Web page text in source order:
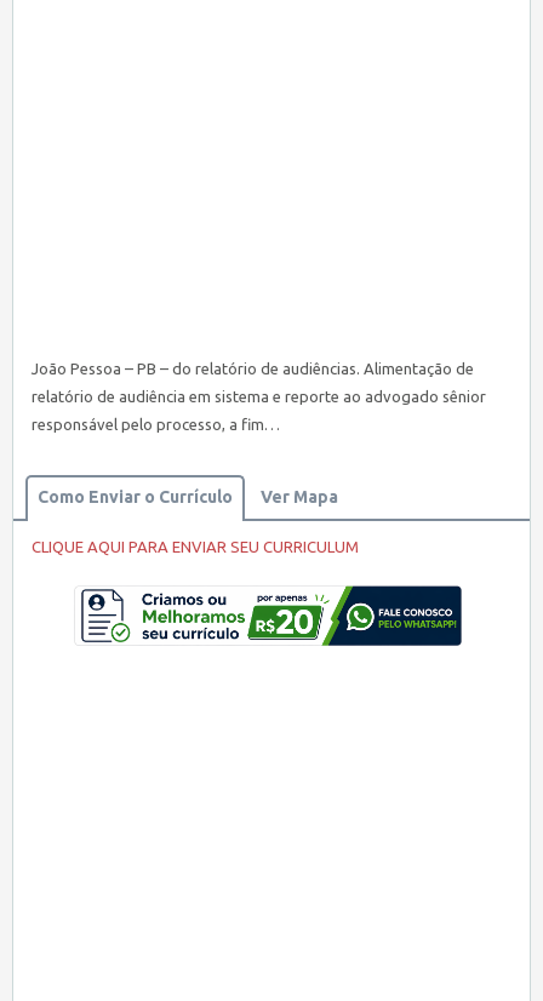
João Pessoa – PB – do relatório de audiências. Alimentação de
relatório de audiência em sistema e reporte ao advogado sênior
responsável pelo processo, a fim…
Como Enviar o Currículo Ver Mapa
CLIQUE AQUI PARA ENVIAR SEU CURRICULUM